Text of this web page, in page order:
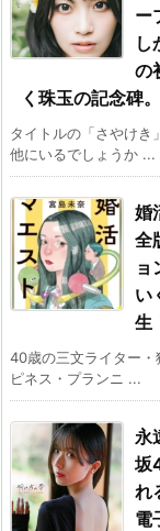
ー
し
の
く珠玉の記念碑。
タイトルの「さやけき
他にいるでしょうか ...
婚
全
ョ
い
生
40歳の三文ライター
ピネス・プランニ ...
永
坂
れ
電